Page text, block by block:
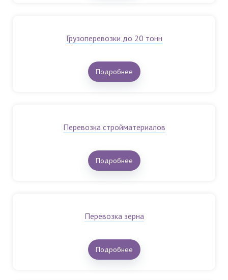
Грузоперевозки до 20 тонн
Подробнее
Перевозка стройматериалов
Подробнее
Перевозка зерна
Подробнее